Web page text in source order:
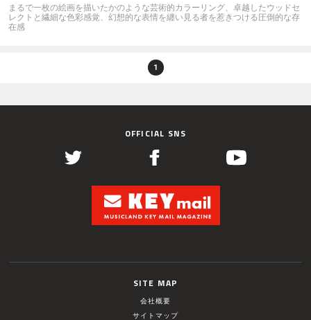
まるで一枚の絵画を描いたかのような芸術的カラーリング、卓越したウッドセ
レクトと繊細な色彩感覚、幻想的な表情を纏い見る者を惹きつける圧倒的な存
在感
1
OFFICIAL SNS
SITE MAP
会社概要
サイトマップ